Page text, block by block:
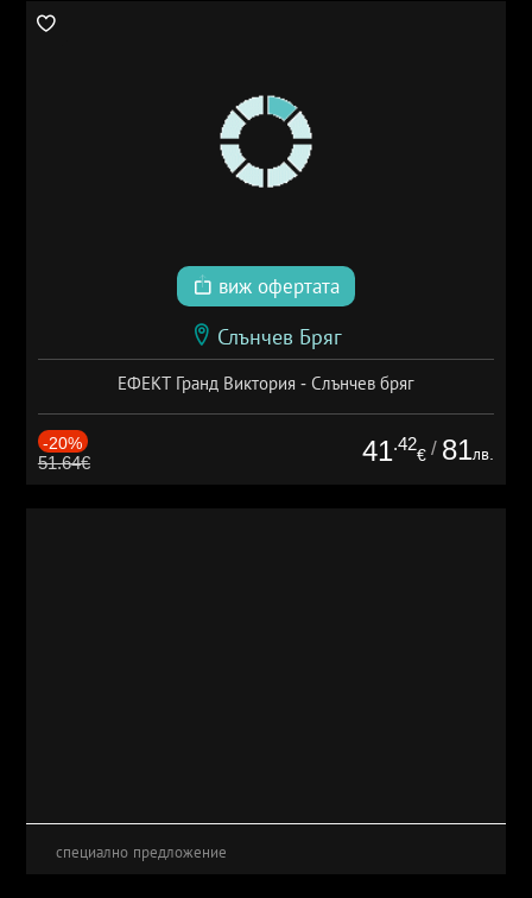
виж офертата
Слънчев Бряг
ЕФЕКТ Гранд Виктория - Слънчев бряг
-20%
51.64€ 41.42
€ / 81лв.
специално предложение